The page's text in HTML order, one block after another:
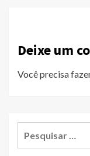
Deixe um
Você precisa